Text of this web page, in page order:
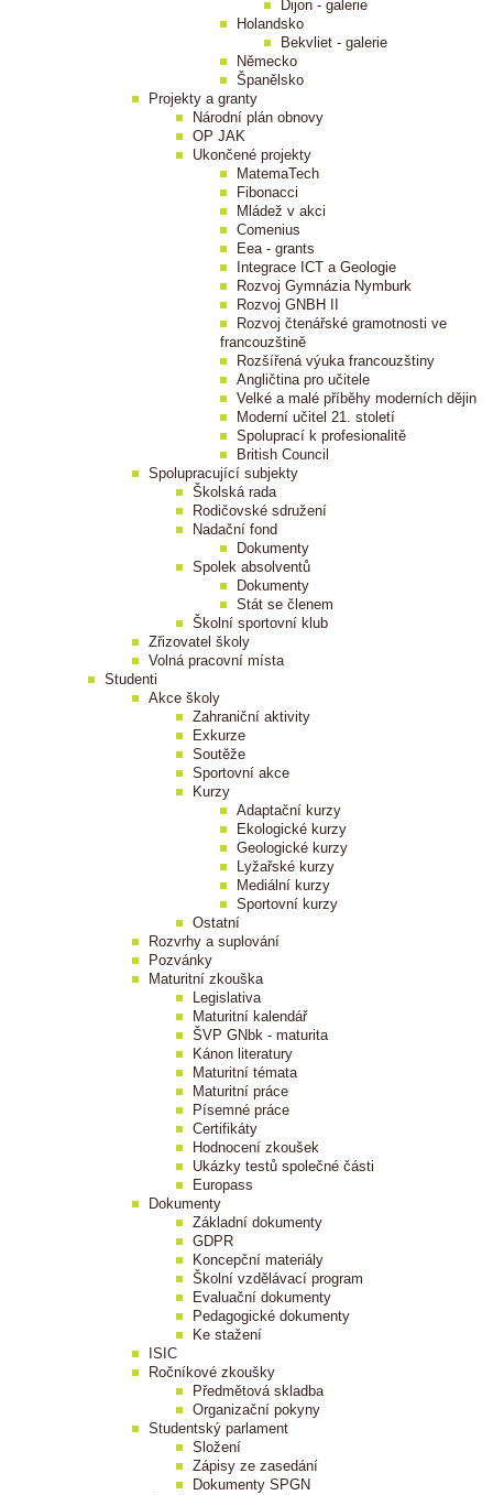
Dijon - galerie
Holandsko
Bekvliet - galerie
Německo
Španělsko
Projekty a granty
Národní plán obnovy
OP JAK
Ukončené projekty
MatemaTech
Fibonacci
Mládež v akci
Comenius
Eea - grants
Integrace ICT a Geologie
Rozvoj Gymnázia Nymburk
Rozvoj GNBH II
Rozvoj čtenářské gramotnosti ve
francouzštině
Rozšířená výuka francouzštiny
Angličtina pro učitele
Velké a malé příběhy moderních dějin
Moderní učitel 21. století
Spoluprací k profesionalitě
British Council
Spolupracující subjekty
Školská rada
Rodičovské sdružení
Nadační fond
Dokumenty
Spolek absolventů
Dokumenty
Stát se členem
Školní sportovní klub
Zřizovatel školy
Volná pracovní místa
Studenti
Akce školy
Zahraniční aktivity
Exkurze
Soutěže
Sportovní akce
Kurzy
Adaptační kurzy
Ekologické kurzy
Geologické kurzy
Lyžařské kurzy
Mediální kurzy
Sportovní kurzy
Ostatní
Rozvrhy a suplování
Pozvánky
Maturitní zkouška
Legislativa
Maturitní kalendář
ŠVP GNbk - maturita
Kánon literatury
Maturitní témata
Maturitní práce
Písemné práce
Certifikáty
Hodnocení zkoušek
Ukázky testů společné části
Europass
Dokumenty
Základní dokumenty
GDPR
Koncepční materiály
Školní vzdělávací program
Evaluační dokumenty
Pedagogické dokumenty
Ke stažení
ISIC
Ročníkové zkoušky
Předmětová skladba
Organizační pokyny
Studentský parlament
Složení
Zápisy ze zasedání
Dokumenty SPGN